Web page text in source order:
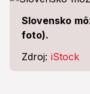
Slovensko
foto).
Zdroj: iStock